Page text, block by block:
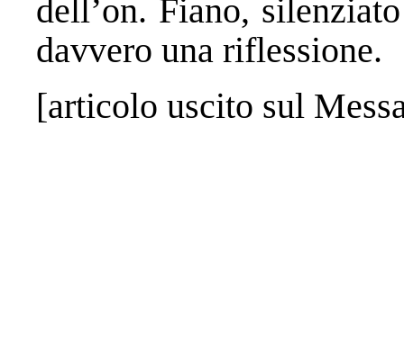
dell’on. Fiano,
davvero una riflessione.
[articolo uscito sul